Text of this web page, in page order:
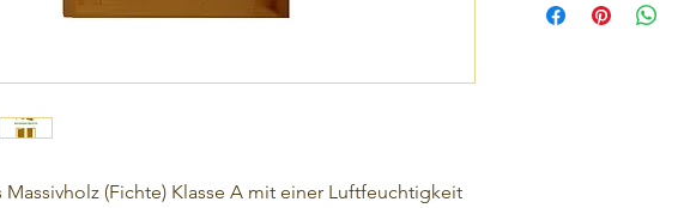
Massivholz (Fichte) Klasse A mit einer Luftfeuchtigkeit